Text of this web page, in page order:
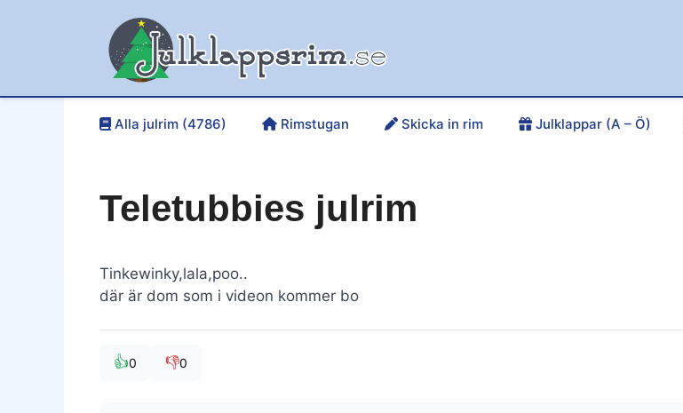
Alla julrim (4786) Rimstugan Skicka in rim Julklappar (A – Ö)
Teletubbies julrim
Tinkewinky,lala,poo..
där är dom som i videon kommer bo
👍0 👎0